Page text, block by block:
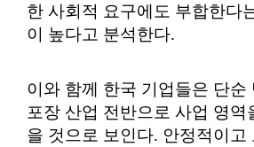
한 사회적 요구에도 부합한다
이 높다고 분석한다.
이와 함께 한국 기업들은 단순
포장 산업 전반으로 사업 영역
을 것으로 보인다. 안정적이고